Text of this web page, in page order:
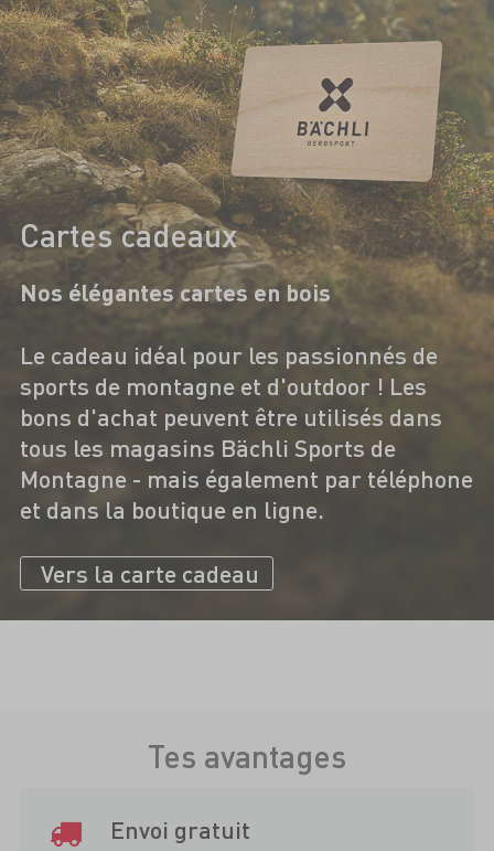
Cartes cadeaux
Nos élégantes cartes en bois
Le cadeau idéal pour les passionnés de
sports de montagne et d'outdoor ! Les
bons d'achat peuvent être utilisés dans
tous les magasins Bächli Sports de
Montagne - mais également par téléphone
et dans la boutique en ligne.
Vers la carte cadeau
Tes avantages
Envoi gratuit